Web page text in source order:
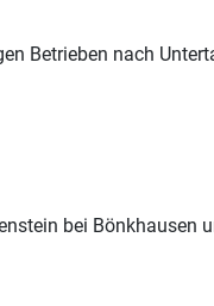
Betrieben nach
bei Bönkhausen